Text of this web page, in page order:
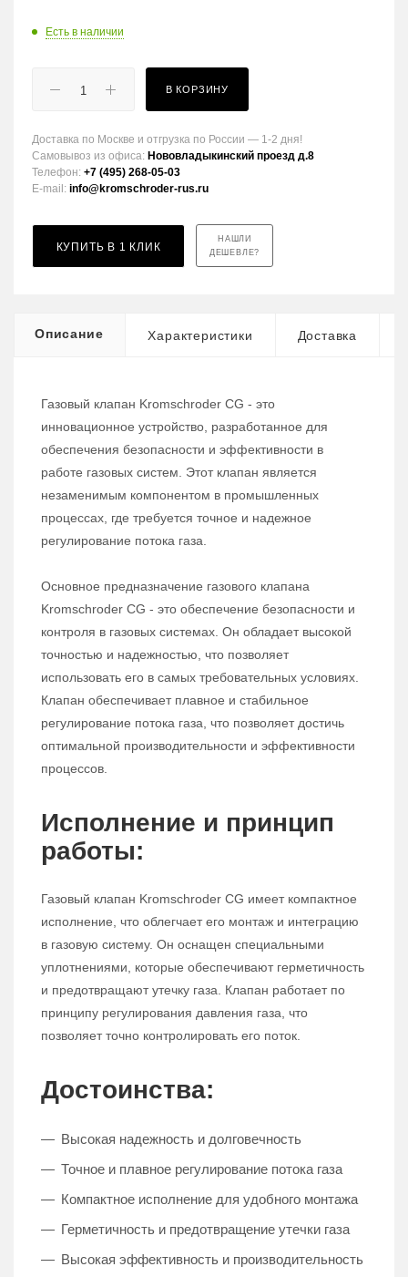
Есть в наличии
В КОРЗИНУ
Доставка по Москве и отгрузка по России — 1-2 дня!
Самовывоз из офиса: Нововладыкинский проезд д.8
Телефон: +7 (495) 268-05-03
E-mail: info@kromschroder-rus.ru
КУПИТЬ В 1 КЛИК
НАШЛИ
ДЕШЕВЛЕ?
Описание Характеристики Доставка
Газовый клапан Kromschroder CG - это
инновационное устройство, разработанное для
обеспечения безопасности и эффективности в
работе газовых систем. Этот клапан является
незаменимым компонентом в промышленных
процессах, где требуется точное и надежное
регулирование потока газа.
Основное предназначение газового клапана
Kromschroder CG - это обеспечение безопасности и
контроля в газовых системах. Он обладает высокой
точностью и надежностью, что позволяет
использовать его в самых требовательных условиях.
Клапан обеспечивает плавное и стабильное
регулирование потока газа, что позволяет достичь
оптимальной производительности и эффективности
процессов.
Исполнение и принцип
работы:
Газовый клапан Kromschroder CG имеет компактное
исполнение, что облегчает его монтаж и интеграцию
в газовую систему. Он оснащен специальными
уплотнениями, которые обеспечивают герметичность
и предотвращают утечку газа. Клапан работает по
принципу регулирования давления газа, что
позволяет точно контролировать его поток.
Достоинства:
Высокая надежность и долговечность
Точное и плавное регулирование потока газа
Компактное исполнение для удобного монтажа
Герметичность и предотвращение утечки газа
Высокая эффективность и производительность